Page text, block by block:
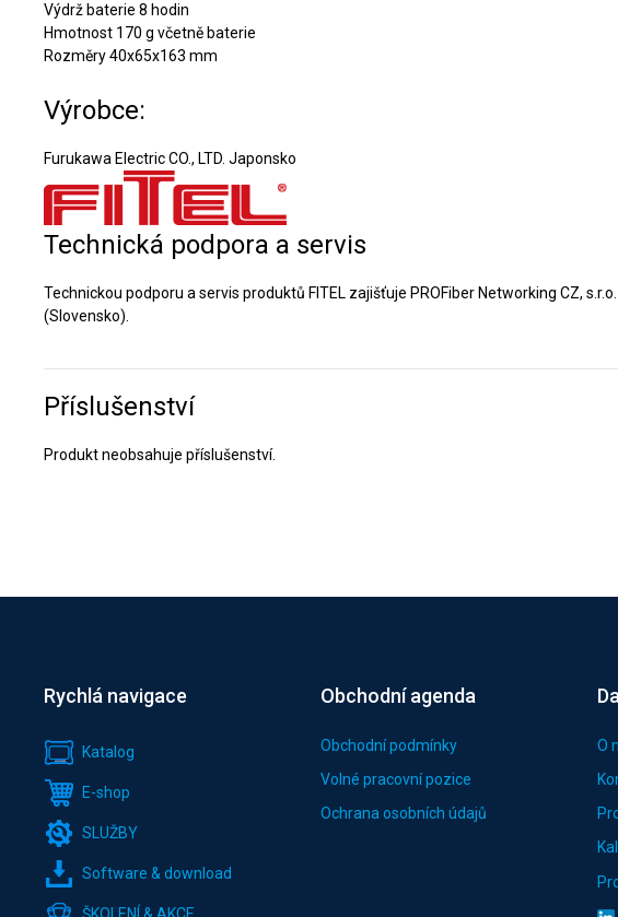
Výdrž baterie 8 hodin
Hmotnost 170 g včetně baterie
Rozměry 40x65x163 mm
Výrobce:
Furukawa Electric CO., LTD. Japonsko
Technická podpora a servis
Technickou podporu a servis produktů FITEL zajišťuje PROFiber Networking CZ,
(Slovensko).
Příslušenství
Produkt neobsahuje příslušenství.
Rychlá navigace
Katalog
E-shop
SLUŽBY
Software & download
ŠKOLENÍ & AKCE
Obchodní agenda
Obchodní podmínky
Volné pracovní pozice
Ochrana osobních údajů
O